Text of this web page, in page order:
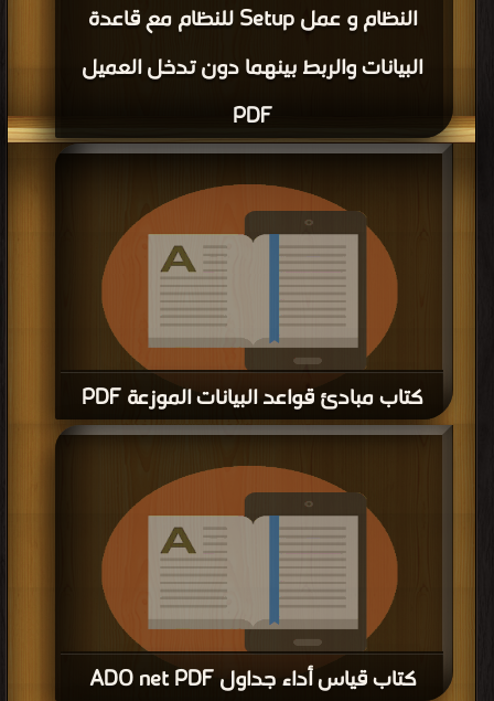
النظام و عمل Setup للنظام مع قاعدة
البيانات والربط بينهما دون تدخل العميل
PDF
كتاب مبادئ قواعد البيانات الموزعة PDF
قراءة و تحميل كتاب كتاب مبادئ قواعد البيانات الموزعة PDF مجانا | مكتبة >
كتب
في اكبر مكتبة| التحميل : مرة/مرات
كتاب قياس أداء جداول ADO net PDF